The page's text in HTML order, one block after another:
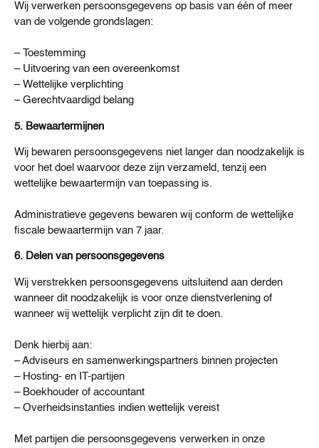
Wij verwerken persoonsgegevens op basis van één of meer
van de volgende grondslagen:
– Toestemming
– Uitvoering van een overeenkomst
– Wettelijke verplichting
– Gerechtvaardigd belang
5. Bewaartermijnen
Wij bewaren persoonsgegevens niet langer dan noodzakelijk is
voor het doel waarvoor deze zijn verzameld, tenzij een
wettelijke bewaartermijn van toepassing is.
Administratieve gegevens bewaren wij conform de wettelijke
fiscale bewaartermijn van 7 jaar.
6. Delen van persoonsgegevens
Wij verstrekken persoonsgegevens uitsluitend aan derden
wanneer dit noodzakelijk is voor onze dienstverlening of
wanneer wij wettelijk verplicht zijn dit te doen.
Denk hierbij aan:
– Adviseurs en samenwerkingspartners binnen projecten
– Hosting- en IT-partijen
– Boekhouder of accountant
– Overheidsinstanties indien wettelijk vereist
Met partijen die persoonsgegevens verwerken in onze